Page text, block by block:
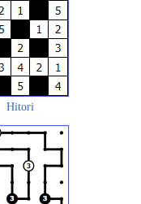
Hitori